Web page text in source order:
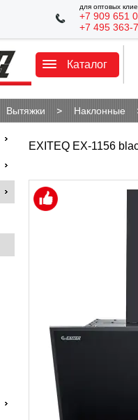
для оптовых
+7 909 651
+7 495 363-
Каталог
Вытяжки Наклонные
EXITEQ EX-1156